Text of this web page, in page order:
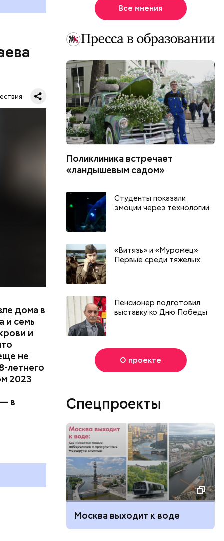
дома в
и семь
и
не
летнего
2023
в
дворе
не
и
Все мнения
Поликлиника встречает
«ландышевым садом»
Студенты показали
эмоции через технологии
«Витязь» и «Муромец».
Первые среди тяжелых
Пенсионер подготовил
выставку ко Дню Победы
О проекте
Спецпроекты
Москва выходит к воде